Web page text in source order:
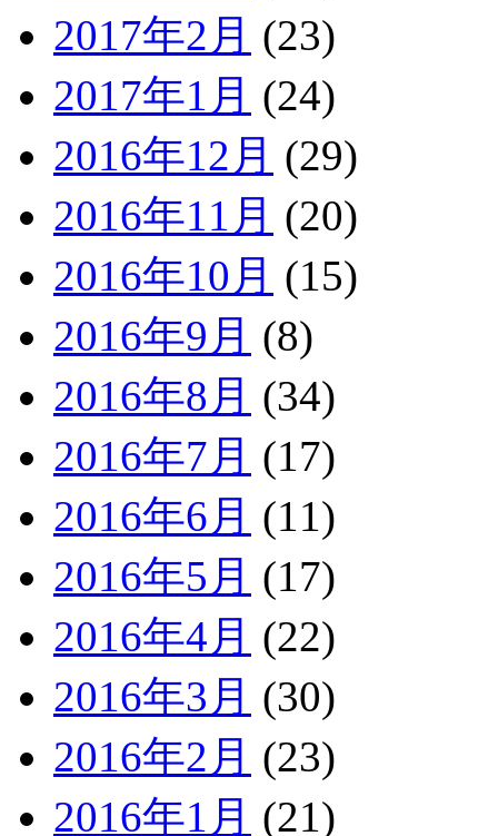
2017年2月 (23)
2017年1月 (24)
2016年12月 (29)
2016年11月 (20)
2016年10月 (15)
2016年9月 (8)
2016年8月 (34)
2016年7月 (17)
2016年6月 (11)
2016年5月 (17)
2016年4月 (22)
2016年3月 (30)
2016年2月 (23)
2016年1月 (21)